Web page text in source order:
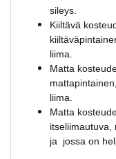
sileys.
Kiiltävä
liima.
Matta
liima.
Matta
itseliimautuva,
ja jossa on